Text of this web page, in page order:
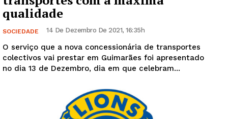
qualidade
SOCIEDADE 14 De Dezembro De 2021, 16:35h
O serviço que a nova concessionária de transportes
colectivos vai prestar em Guimarães foi apresentado
no dia 13 de Dezembro, dia em que celebram...